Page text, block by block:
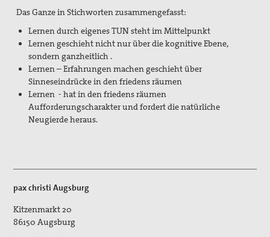
Lobbyarbeit
Spiritualität
Quartalgottesdienst mit pax christi
Ulrichsfriedensgottesdienst
Friedensgebete
Presse
Presseberichte
Das Ganze in Stichworten zusammengefasst:
Lernen durch eigenes TUN steht im Mittelpunkt
Lernen geschieht nicht nur über die kognitive Ebene,
sondern ganzheitlich .
Lernen – Erfahrungen machen geschieht über
Sinneseindrücke in den friedens räumen
Lernen - hat in den friedens räumen
Aufforderungscharakter und fordert die natürliche
Neugierde heraus.
pax christi Augsburg
Kitzenmarkt 20
86150 Augsburg